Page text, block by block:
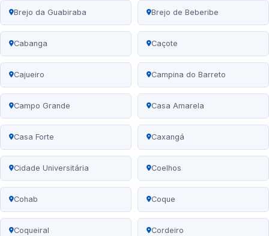
Brejo da Guabiraba Brejo de Beberibe
Cabanga Caçote
Cajueiro Campina do Barreto
Campo Grande Casa Amarela
Casa Forte Caxangá
Cidade Universitária Coelhos
Cohab Coque
Coqueiral Cordeiro